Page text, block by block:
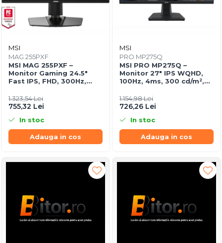
MSI
MAG 255PXF
MSI MAG 255PXF –
Monitor Gaming 24.5"
Fast IPS, FHD, 300Hz,
1.323,54 Lei
755,32 Lei
In stoc
Adauga in cos
MSI
PRO MP275Q
MSI PRO MP275Q –
Monitor 27" IPS WQHD,
100Hz, 4ms, 300 cd/m²,
1.154,98 Lei
726,26 Lei
In stoc
Adauga in cos